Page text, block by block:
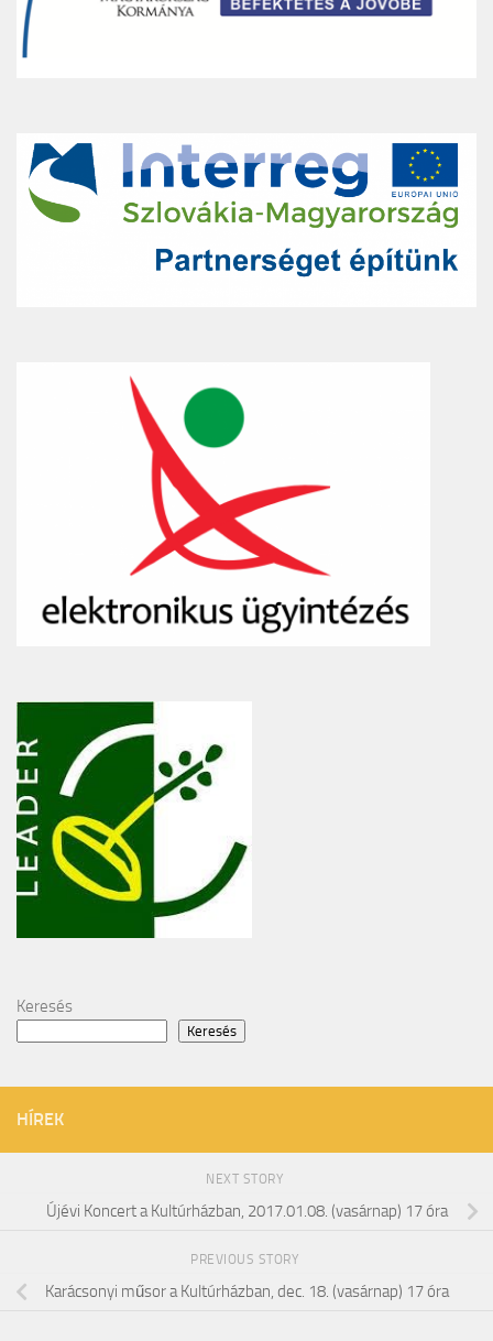
Keresés
Keresés
HÍREK
NEXT STORY
Újévi Koncert a Kultúrházban, 2017.01.08. (vasárnap) 17 óra
PREVIOUS STORY
Karácsonyi műsor a Kultúrházban, dec. 18. (vasárnap) 17 óra